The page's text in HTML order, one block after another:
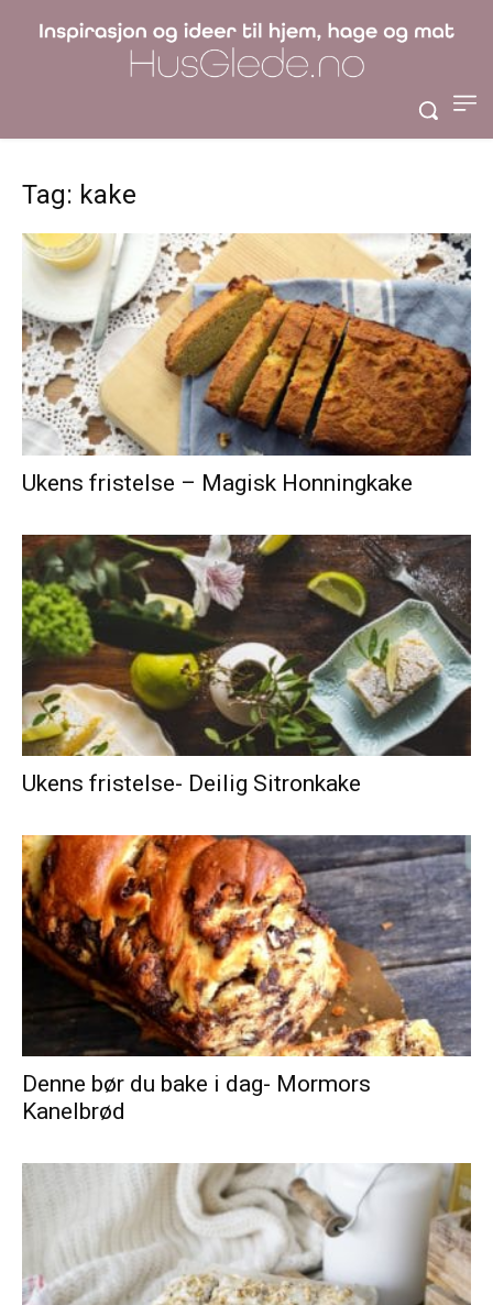
Tag: kake
Ukens fristelse – Magisk Honningkake
Ukens fristelse- Deilig Sitronkake
Denne bør du bake i dag- Mormors
Kanelbrød